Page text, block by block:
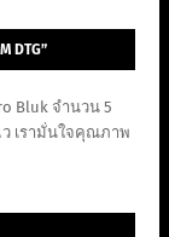
DTG”
Bluk จำนวน 5
ว เรามั่นใจคุณภาพ